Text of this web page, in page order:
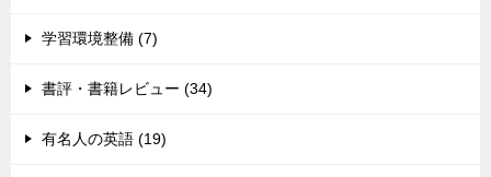
学習環境整備 (7)
書評・書籍レビュー (34)
有名人の英語 (19)